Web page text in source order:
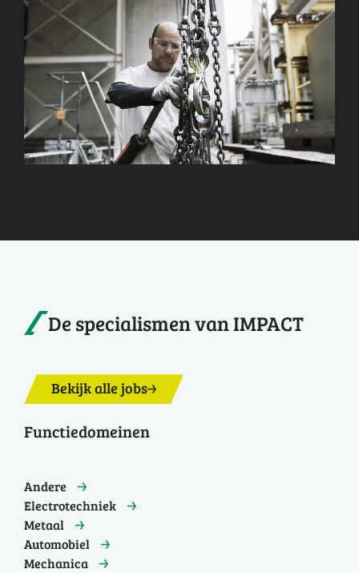
De specialismen van IMPACT
Bekijk alle jobs
Functiedomeinen
Andere
Electrotechniek
Metaal
Automobiel
Mechanica